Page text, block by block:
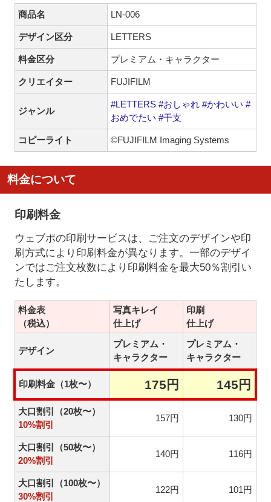
商品名 LN-006
デザイン区分 LETTERS
料金区分 プレミアム・キャラクター
クリエイター FUJIFILM
ジャンル
#LETTERS #おしゃれ #かわいい #
おめでたい #干支
コピーライト ©FUJIFILM Imaging Systems
料金について
印刷料金
ウェブポの印刷サービスは、ご注文のデザインや印
刷方式により印刷料金が異なります。一部のデザイ
ンではご注文枚数により印刷料金を最大50％割引い
たします。
料金表
（税込）
写真キレイ
仕上げ
印刷
仕上げ
デザイン
プレミアム・
キャラクター
プレミアム・
キャラクター
印刷料金（1枚〜） 175円 145円
大口割引（20枚〜）
10%割引
157円 130円
大口割引（50枚〜）
20%割引
140円 116円
大口割引（100枚〜）
30%割引
122円 101円